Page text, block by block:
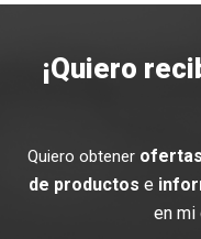
¡Quiero
Quiero obtener
de productos e
en mi